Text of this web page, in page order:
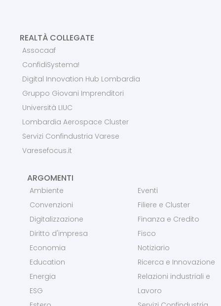
REALTÀ COLLEGATE
Assocaaf
ConfidiSystema!
Digital Innovation Hub Lombardia
Gruppo Giovani Imprenditori
Università LIUC
Lombardia Aerospace Cluster
Servizi Confindustria Varese
Varesefocus.it
ARGOMENTI
Ambiente
Convenzioni
Digitalizzazione
Diritto d'impresa
Economia
Education
Energia
ESG
Eventi
Filiere e Cluster
Finanza e Credito
Fisco
Notiziario
Ricerca e Innovazione
Relazioni industriali e
Lavoro